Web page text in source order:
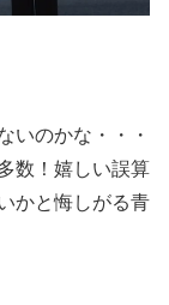
いのかな・・・
数！嬉しい誤算
かと悔しがる青